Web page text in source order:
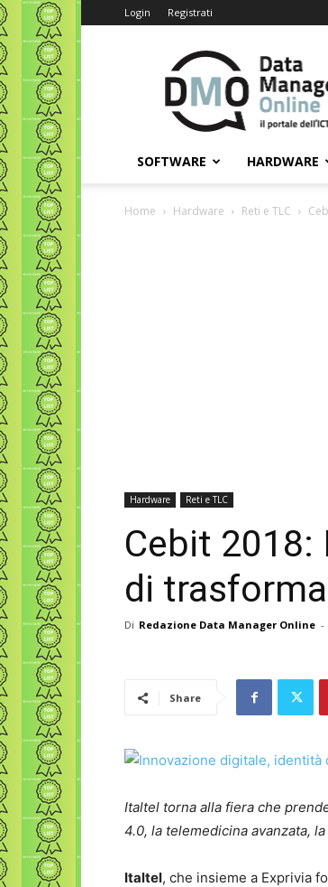
Login Registrati
Data
Manager
Online
SOFTWARE HARDWARE
Home Hardware Reti e TLC
Hardware Reti e TLC
Cebit
di
Di Redazione Data Manager Online -
Share
Italtel torna alla fiera che
4.0, la telemedicina avanzata,
Italtel, che insieme a Exprivia